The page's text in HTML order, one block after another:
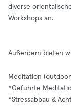
diverse
Workshops an.
Außerdem bieten
Meditation
*Geführte
*Stressabbau &